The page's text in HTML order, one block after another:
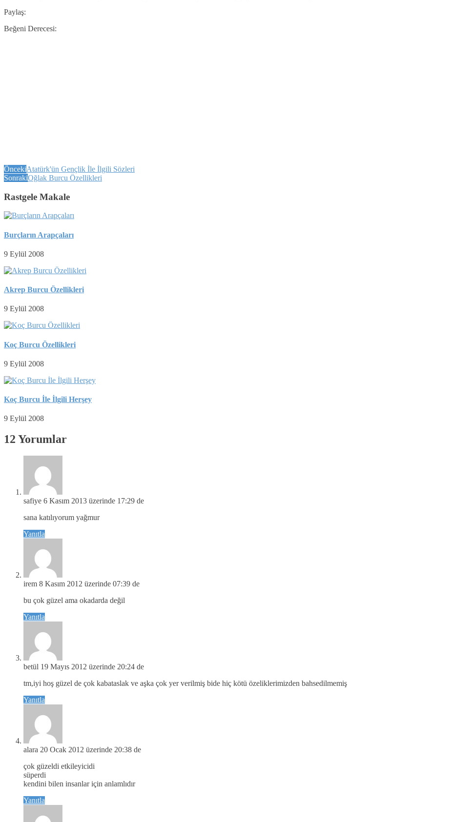
Paylaş:
Beğeni Derecesi:
ÖncekiAtatürk'ün Gençlik İle İlgili Sözleri
SonrakiOğlak Burcu Özellikleri
Rastgele Makale
Burçların Arapçaları
9 Eylül 2008
Akrep Burcu Özellikleri
9 Eylül 2008
Koç Burcu Özellikleri
9 Eylül 2008
Koç Burcu İle İlgili Herşey
9 Eylül 2008
12 Yorumlar
safiye 6 Kasım 2013 üzerinde 17:29 de
sana katılıyorum yağmur
Yanıtla
irem 8 Kasım 2012 üzerinde 07:39 de
bu çok güzel ama okadarda değil
Yanıtla
betül 19 Mayıs 2012 üzerinde 20:24 de
tm,iyi hoş güzel de çok kabataslak ve aşka çok yer verilmiş bide hiç kötü özeliklerimizden bahsedilmemiş
Yanıtla
alara 20 Ocak 2012 üzerinde 20:38 de
çok güzeldi etkileyicidi
süperdi
kendini bilen insanlar için anlamlıdır
Yanıtla